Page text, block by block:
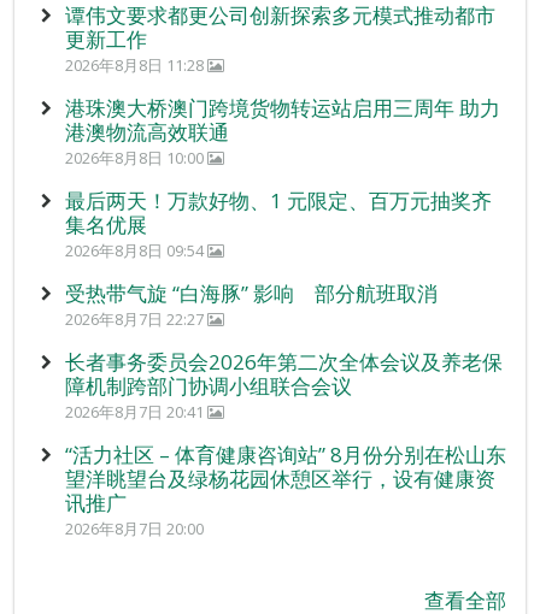
谭伟文要求都更公司创新探索多元模式推动都市
更新工作
2026年8月8日 11:28
港珠澳大桥澳门跨境货物转运站启用三周年 助力
港澳物流高效联通
2026年8月8日 10:00
最后两天！万款好物、1 元限定、百万元抽奖齐
集名优展
2026年8月8日 09:54
受热带气旋 “白海豚” 影响 部分航班取消
2026年8月7日 22:27
长者事务委员会2026年第二次全体会议及养老保
障机制跨部门协调小组联合会议
2026年8月7日 20:41
“活力社区 – 体育健康咨询站” 8月份分别在松山东
望洋眺望台及绿杨花园休憩区举行，设有健康资
讯推广
2026年8月7日 20:00
查看全部